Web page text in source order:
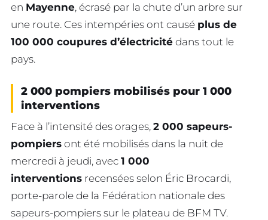
en Mayenne, écrasé par la chute d’un arbre sur
une route. Ces intempéries ont causé plus de
100 000 coupures d’électricité dans tout le
pays.
2 000 pompiers mobilisés pour 1 000
interventions
Face à l’intensité des orages, 2 000 sapeurs-
pompiers ont été mobilisés dans la nuit de
mercredi à jeudi, avec 1 000
interventions recensées selon Éric Brocardi,
porte-parole de la Fédération nationale des
sapeurs-pompiers sur le plateau de BFM TV.